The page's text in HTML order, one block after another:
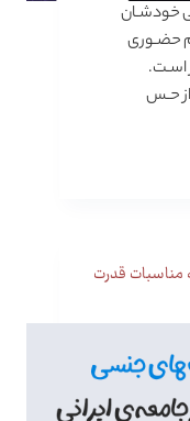
خودشـان
حضـوری
اسـت.
حـس
مناسبات قدرت